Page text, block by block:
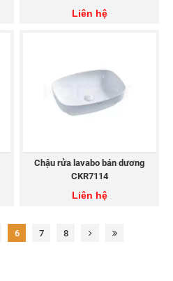
Liên hệ
Chậu rửa lavabo bán dương
CKR7114
Liên hệ
6 7 8